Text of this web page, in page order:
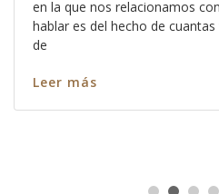
en la que nos relacionamos
hablar es del hecho de
de
Leer más